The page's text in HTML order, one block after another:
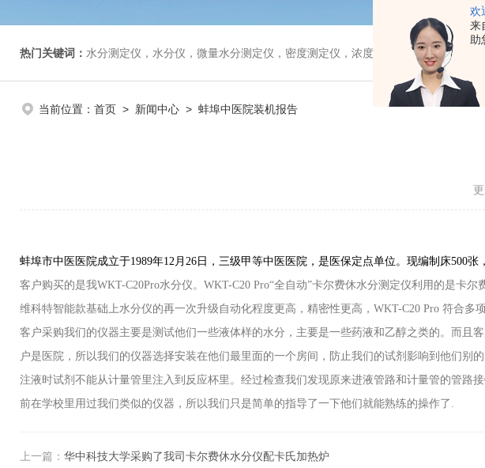
欢
来
助
热门关键词： 水分测定仪，水分仪，微量水分测定仪，密度测定仪，浓度测定仪
当前位置： 首页 > 新闻中心 > 蚌埠中医院装机报告
蚌埠市中医医院成立于1989年12月26日，三级甲等中医医院，是医保定点单位。现编制床500
客户购买的是我WKT-C20Pro水分仪。WKT-C20 Pro“全自动”卡尔费休水分测定仪利用的是卡
维科特智能款基础上水分仪的再一次升级自动化程度更高，精密性更高，WKT-C20 Pro 符合
客户采购我们的仪器主要是测试他们一些液体样的水分，主要是一些药液和乙醇之类的。而且
户是医院，所以我们的仪器选择安装在他们最里面的一个房间，防止我们的试剂影响到他们
注液时试剂不能从计量管里注入到反应杯里。经过检查我们发现原来进液管路和计量管的管
前在学校里用过我们类似的仪器，所以我们只是简单的指导了一下他们就能熟练的操作了.
上一篇： 华中科技大学采购了我司卡尔费休水分仪配卡氏加热炉